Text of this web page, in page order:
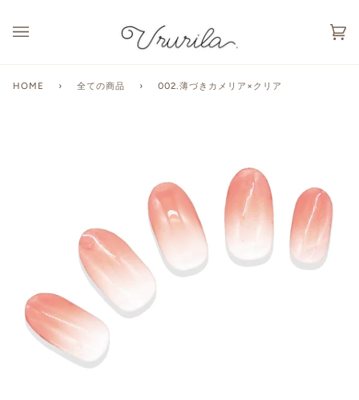
HOME › 全ての商品 › 002.薄づきカメリア×クリア